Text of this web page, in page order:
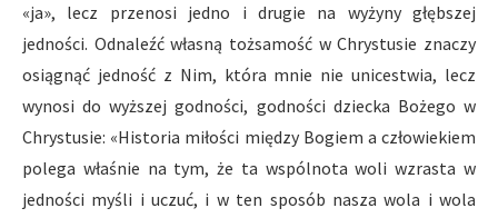
«ja», lecz przenosi jedno i drugie na wyżyny głębszej
jedności. Odnaleźć własną tożsamość w Chrystusie znaczy
osiągnąć jedność z Nim, która mnie nie unicestwia, lecz
wynosi do wyższej godności, godności dziecka Bożego w
Chrystusie: «Historia miłości między Bogiem a człowiekiem
polega właśnie na tym, że ta wspólnota woli wzrasta w
jedności myśli i uczuć, i w ten sposób nasza wola i wola